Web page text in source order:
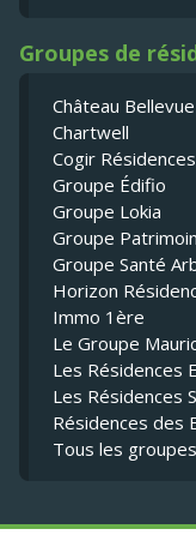
Groupes de
Château Bellevue
Chartwell
Cogir Résidences
Groupe Édifio
Groupe Lokia
Groupe
Groupe Santé
Horizon
Immo 1ère
Le Groupe
Les Résidences
Les Résidences
Résidences des
Tous les